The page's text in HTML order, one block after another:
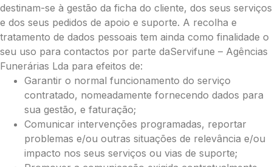
Mini (€75)
Pequena (€85)
Média (€100)
Grande (€115)
O seu nome*
Contacto telefónico
O seu email*
destinam-se à gestão da ficha do cliente, dos seus serviços
e dos seus pedidos de apoio e suporte. A recolha e
tratamento de dados pessoais tem ainda como finalidade o
seu uso para contactos por parte daServifune – Agências
Funerárias Lda para efeitos de:
Garantir o normal funcionamento do serviço
contratado, nomeadamente fornecendo dados para
sua gestão, e faturação;
Comunicar intervenções programadas, reportar
problemas e/ou outras situações de relevância e/ou
impacto nos seus serviços ou vias de suporte;